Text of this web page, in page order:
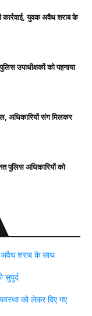
युवक अवैध शराब के
उपाधीक्षकों को पहनाया
अधिकारियों संग मिलकर
पुलिस अधिकारियों को
अवैध शराब के साथ
सुपुर्द
को लेकर दिए गए